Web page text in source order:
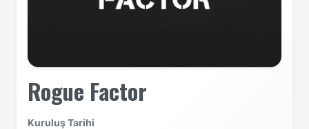
Rogue Factor
Kuruluş Tarihi